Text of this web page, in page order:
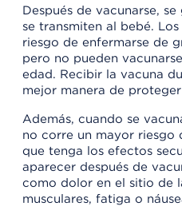
Después de vacunarse,
se transmiten al bebé.
riesgo de enfermarse de
pero no pueden
edad. Recibir la vacuna
mejor manera de
Además, cuando se
no corre un mayor riesgo
que tenga los efectos
aparecer después de
como dolor en el sitio de
musculares, fatiga o